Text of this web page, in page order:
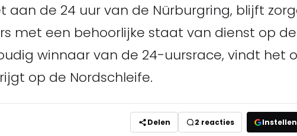
aan de 24 uur van de Nürburgring, blijft
met een behoorlijke staat van dienst op de
winnaar van de 24-uursrace, vindt het
op de Nordschleife.
Delen 2 reacties